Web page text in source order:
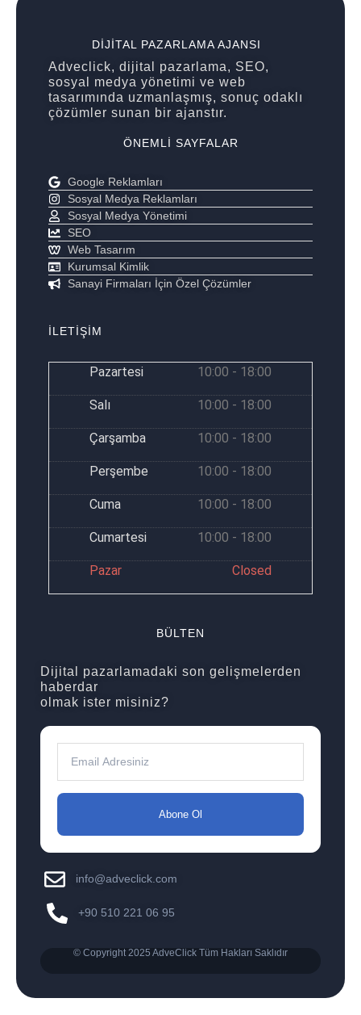
DIJITAL PAZARLAMA AJANSI
Adveclick, dijital pazarlama, SEO,
sosyal medya yönetimi ve web
tasarımında uzmanlaşmış, sonuç odaklı
çözümler sunan bir ajanstır.
ÖNEMLI SAYFALAR
Google Reklamları
Sosyal Medya Reklamları
Sosyal Medya Yönetimi
SEO
Web Tasarım
Kurumsal Kimlik
Sanayi Firmaları İçin Özel Çözümler
İLETİŞİM
Pazartesi 10:00 - 18:00
Salı 10:00 - 18:00
Çarşamba 10:00 - 18:00
Perşembe 10:00 - 18:00
Cuma 10:00 - 18:00
Cumartesi 10:00 - 18:00
Pazar Closed
BÜLTEN
Dijital pazarlamadaki son gelişmelerden
haberdar
olmak ister misiniz?
Abone Ol
info@adveclick.com
+90 510 221 06 95
© Copyright 2025 AdveClick Tüm Hakları Saklıdır